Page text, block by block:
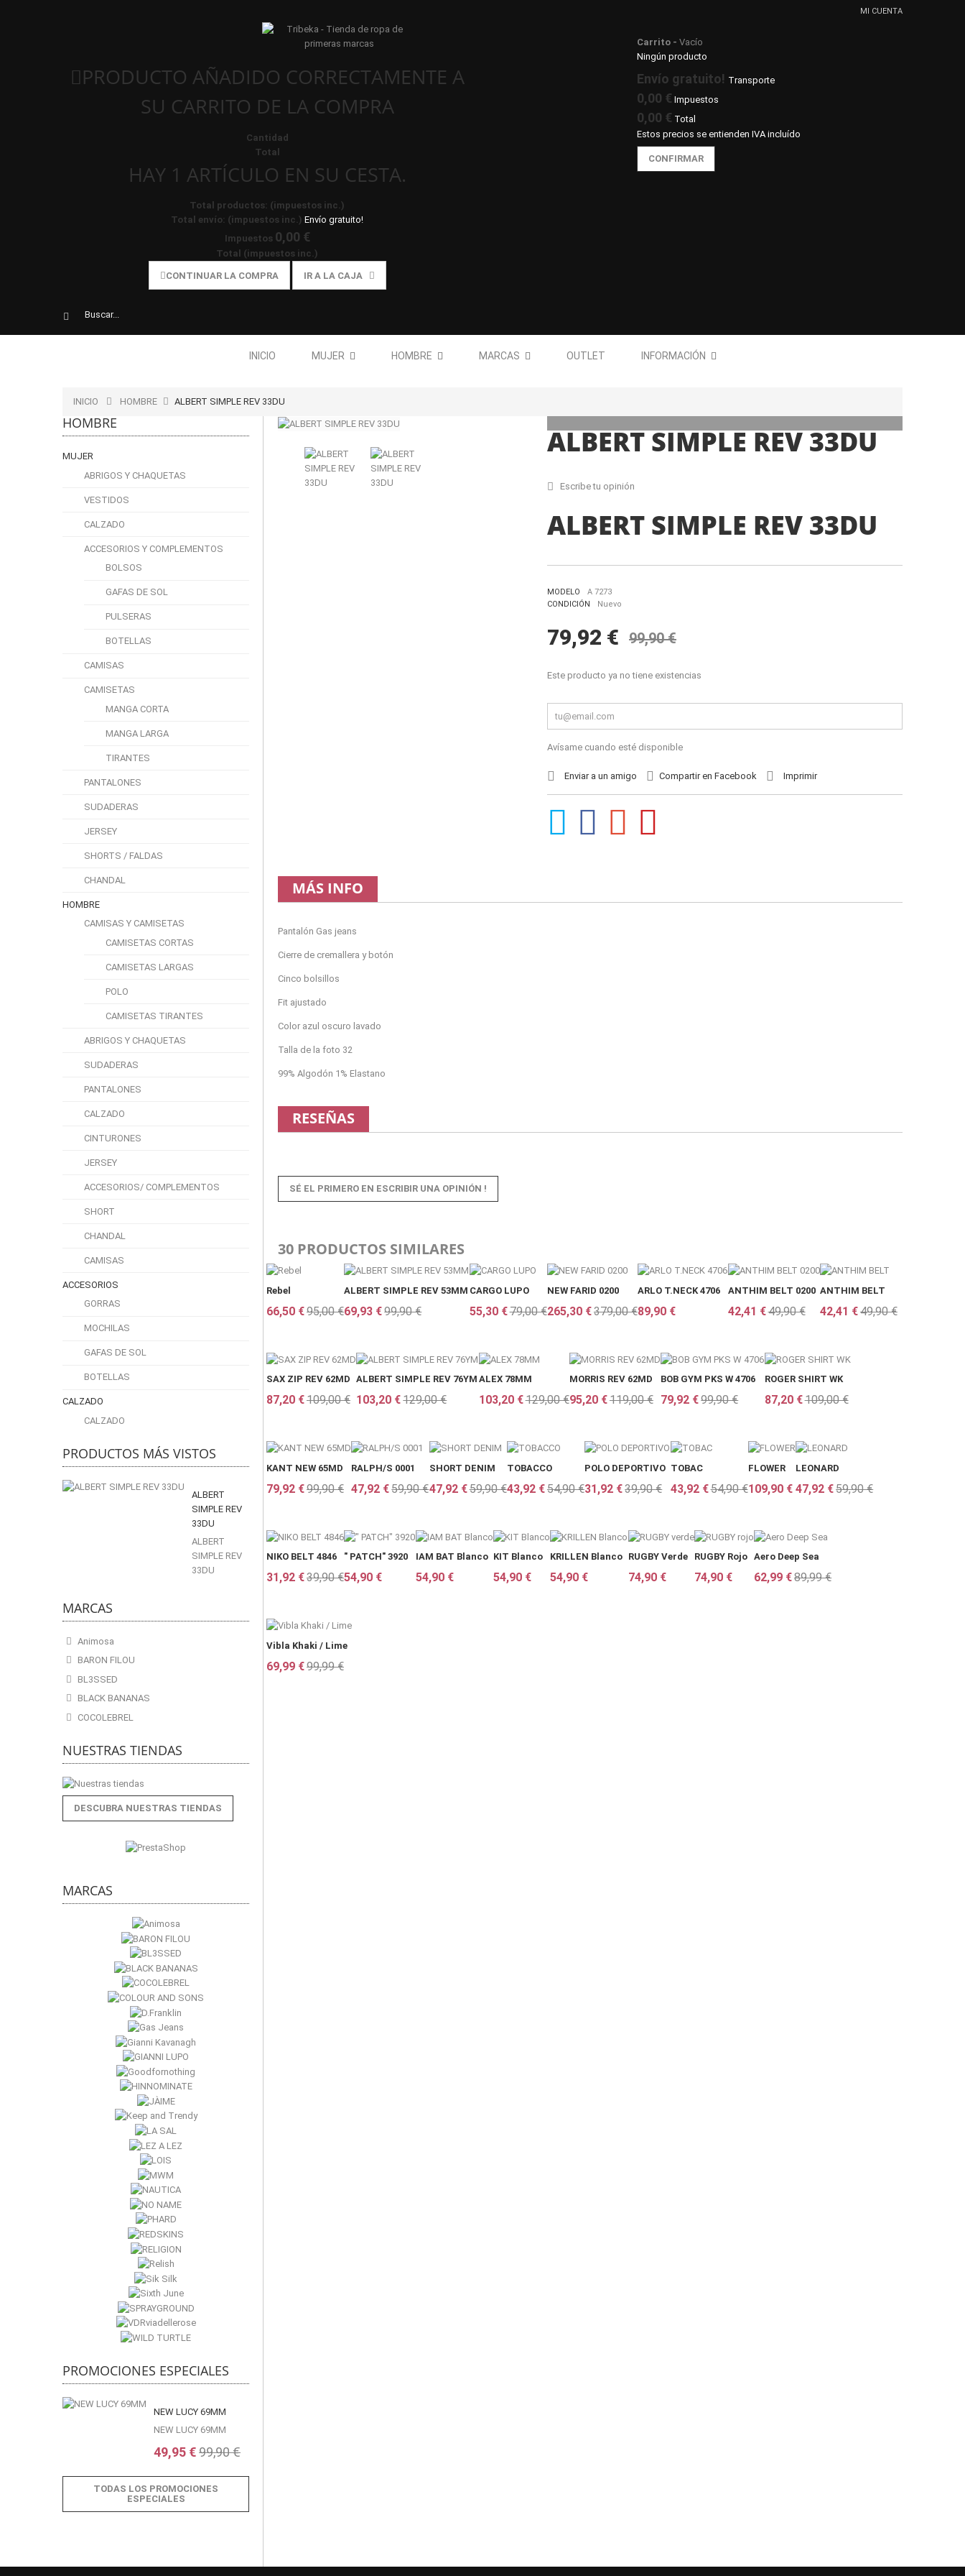
MI CUENTA
Carrito - Vacío
Ningún producto
Envío gratuito! Transporte
0,00 € Impuestos
0,00 € Total
Estos precios se entienden IVA incluído
CONFIRMAR
PRODUCTO AÑADIDO CORRECTAMENTE A
SU CARRITO DE LA COMPRA
Cantidad
Total
HAY 1 ARTÍCULO EN SU CESTA.
Total productos: (impuestos inc.)
Total envío: (impuestos inc.) Envío gratuito!
Impuestos 0,00 €
Total (impuestos inc.)
CONTINUAR LA COMPRA IR A LA CAJA
INICIO MUJER HOMBRE MARCAS OUTLET INFORMACIÓN
INICIO HOMBRE ALBERT SIMPLE REV 33DU
HOMBRE
MUJER
ABRIGOS Y CHAQUETAS
VESTIDOS
CALZADO
ACCESORIOS Y COMPLEMENTOS
BOLSOS
GAFAS DE SOL
PULSERAS
BOTELLAS
CAMISAS
CAMISETAS
MANGA CORTA
MANGA LARGA
TIRANTES
PANTALONES
SUDADERAS
JERSEY
SHORTS / FALDAS
CHANDAL
HOMBRE
CAMISAS Y CAMISETAS
CAMISETAS CORTAS
CAMISETAS LARGAS
POLO
CAMISETAS TIRANTES
ABRIGOS Y CHAQUETAS
SUDADERAS
PANTALONES
CALZADO
CINTURONES
JERSEY
ACCESORIOS/ COMPLEMENTOS
SHORT
CHANDAL
CAMISAS
ACCESORIOS
GORRAS
MOCHILAS
GAFAS DE SOL
BOTELLAS
CALZADO
CALZADO
PRODUCTOS MÁS VISTOS
ALBERT
SIMPLE REV
33DU
ALBERT
SIMPLE REV
33DU
MARCAS
Animosa
BARON FILOU
BL3SSED
BLACK BANANAS
COCOLEBREL
NUESTRAS TIENDAS
DESCUBRA NUESTRAS TIENDAS
MARCAS
PROMOCIONES ESPECIALES
NEW LUCY 69MM
NEW LUCY 69MM
49,95 €99,90 €
TODAS LOS PROMOCIONES
ESPECIALES
ALBERT SIMPLE REV 33DU
Escribe tu opinión
ALBERT SIMPLE REV 33DU
MODELO
A 7273
CONDICIÓN
Nuevo
79,92 € 99,90 €
Este producto ya no tiene existencias
Avísame cuando esté disponible
Enviar a un amigo Compartir en Facebook Imprimir
MÁS INFO
Pantalón Gas jeans
Cierre de cremallera y botón
Cinco bolsillos
Fit ajustado
Color azul oscuro lavado
Talla de la foto 32
99% Algodón 1% Elastano
RESEÑAS
SÉ EL PRIMERO EN ESCRIBIR UNA OPINIÓN !
30 PRODUCTOS SIMILARES
Rebel
66,50 €95,00 €
ALBERT SIMPLE REV 53MM
69,93 €99,90 €
CARGO LUPO
55,30 €79,00 €
NEW FARID 0200
265,30 €379,00 €
ARLO T.NECK 4706
89,90 €
ANTHIM BELT 0200
42,41 €49,90 €
ANTHIM BELT
42,41 €49,90 €
SAX ZIP REV 62MD
87,20 €109,00 €
ALBERT SIMPLE REV 76YM
103,20 €129,00 €
ALEX 78MM
103,20 €129,00 €
MORRIS REV 62MD
95,20 €119,00 €
BOB GYM PKS W 4706
79,92 €99,90 €
ROGER SHIRT WK
87,20 €109,00 €
KANT NEW 65MD
79,92 €99,90 €
RALPH/S 0001
47,92 €59,90 €
SHORT DENIM
47,92 €59,90 €
TOBACCO
43,92 €54,90 €
POLO DEPORTIVO
31,92 €39,90 €
TOBAC
43,92 €54,90 €
FLOWER
109,90 €
LEONARD
47,92 €59,90 €
NIKO BELT 4846
31,92 €39,90 €
" PATCH" 3920
54,90 €
IAM BAT Blanco
54,90 €
KIT Blanco
54,90 €
KRILLEN Blanco
54,90 €
RUGBY Verde
74,90 €
RUGBY Rojo
74,90 €
Aero Deep Sea
62,99 €89,99 €
Vibla Khaki / Lime
69,99 €99,99 €